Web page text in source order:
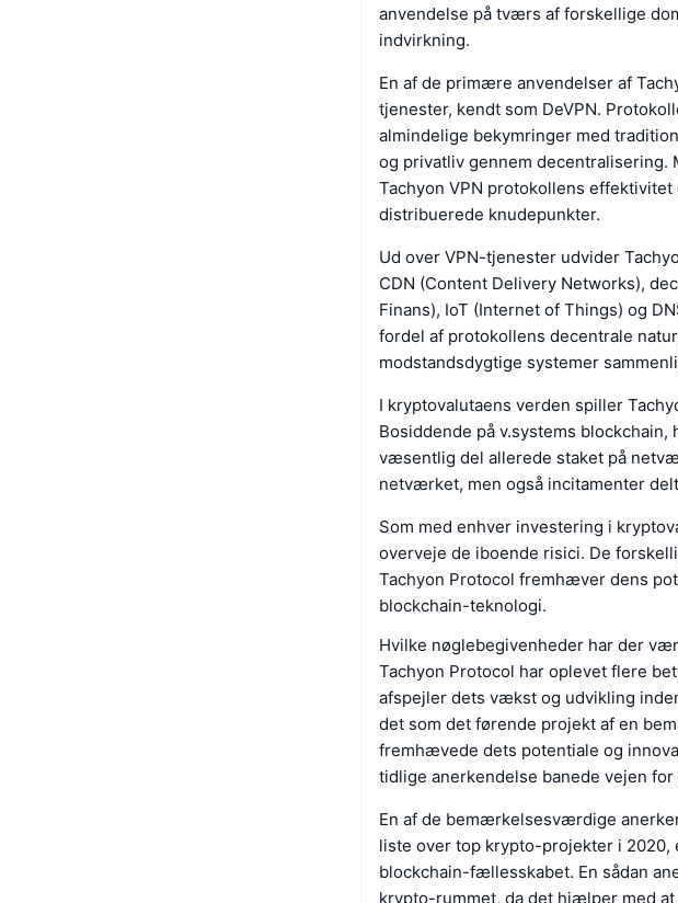
anvendelse på tværs af forskellige
indvirkning.
En af de primære anvendelser af
tjenester, kendt som DeVPN.
almindelige bekymringer med
og privatliv gennem decentralisering.
Tachyon VPN protokollens
distribuerede knudepunkter.
Ud over VPN-tjenester udvider
CDN (Content Delivery Networks),
Finans), IoT (Internet of Things) og
fordel af protokollens decentrale
modstandsdygtige systemer
I kryptovalutaens verden spiller
Bosiddende på v.systems
væsentlig del allerede staket på
netværket, men også incitamenter
Som med enhver investering i
overveje de iboende risici. De
Tachyon Protocol fremhæver dens
blockchain-teknologi.
Hvilke nøglebegivenheder har der
Tachyon Protocol har oplevet flere
afspejler dets vækst og udvikling
det som det førende projekt af en
fremhævede dets potentiale og
tidlige anerkendelse banede vejen
En af de bemærkelsesværdige
liste over top krypto-projekter i 2020,
blockchain-fællesskabet. En sådan
krypto-rummet, da det hjælper med